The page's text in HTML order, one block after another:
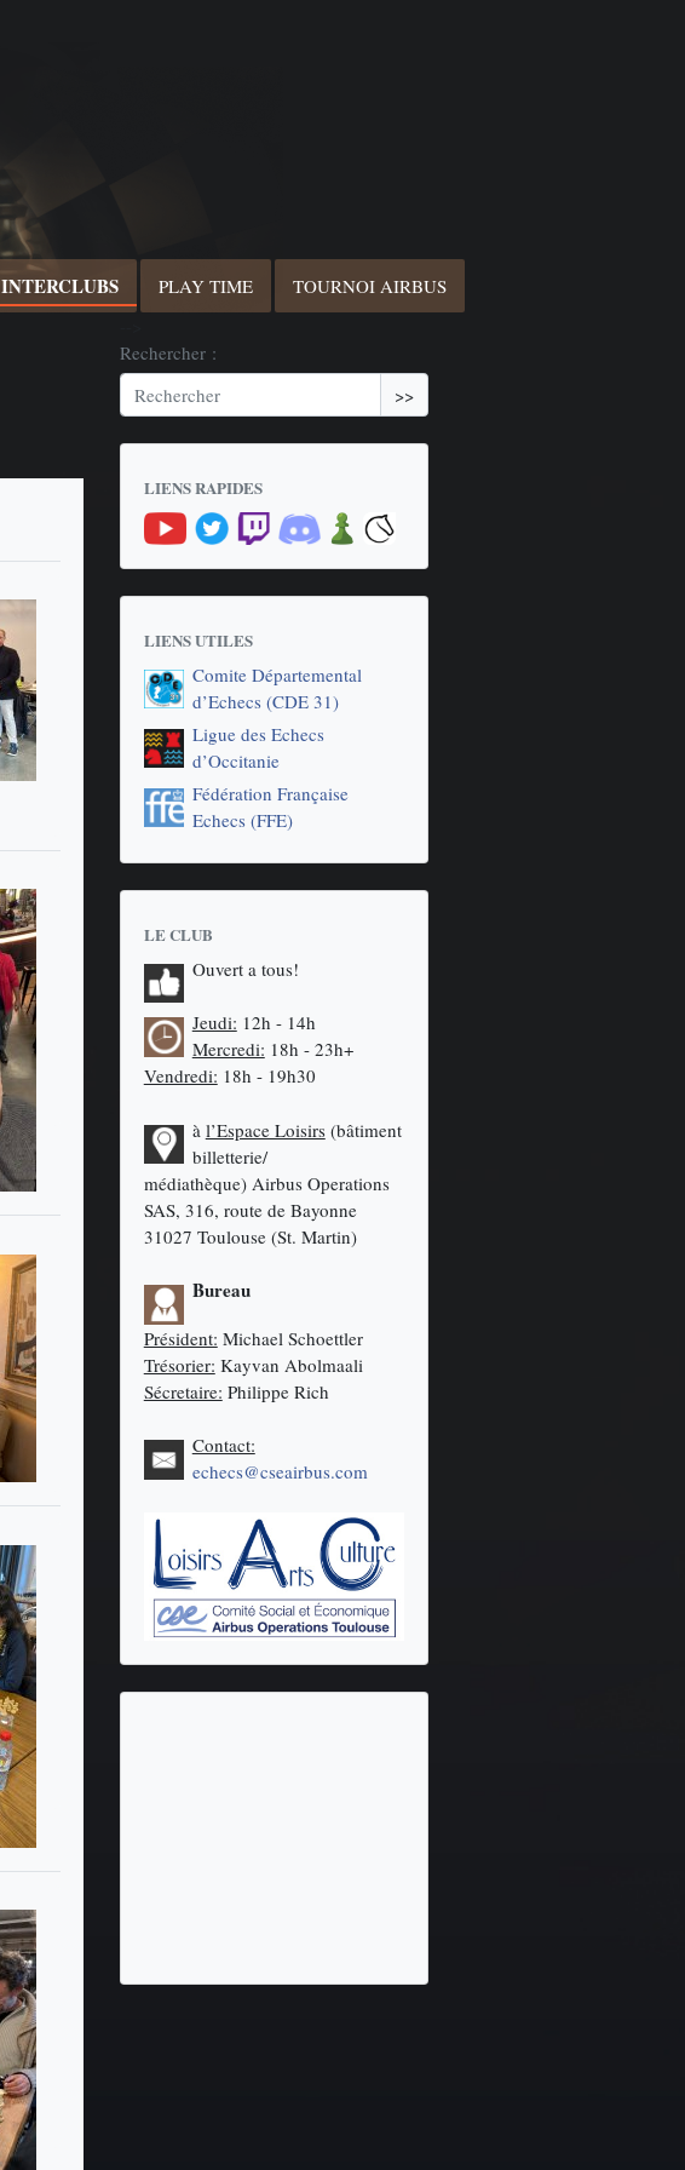
INTERCLUBS PLAY TIME TOURNOI AIRBUS
Rechercher :
>>
LIENS RAPIDES
LIENS UTILES
Comite Départemental
d’Echecs (CDE 31)
Ligue des Echecs
d’Occitanie
Fédération Française
Echecs (FFE)
LE CLUB
Ouvert a tous!
Jeudi: 12h - 14h
Mercredi: 18h - 23h+
Vendredi: 18h - 19h30
à l’Espace Loisirs(bâtiment
billetterie/
médiathèque) Airbus Operations
SAS, 316, route de Bayonne
31027 Toulouse (St. Martin)
Bureau
Président: Michael Schoettler
Trésorier: Kayvan Abolmaali
Sécretaire: Philippe Rich
Contact:
echecs@cseairbus.com